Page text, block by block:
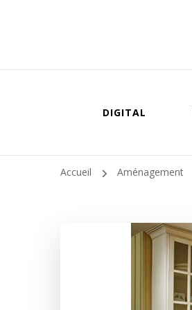
DIGITAL
Accueil Aménagement